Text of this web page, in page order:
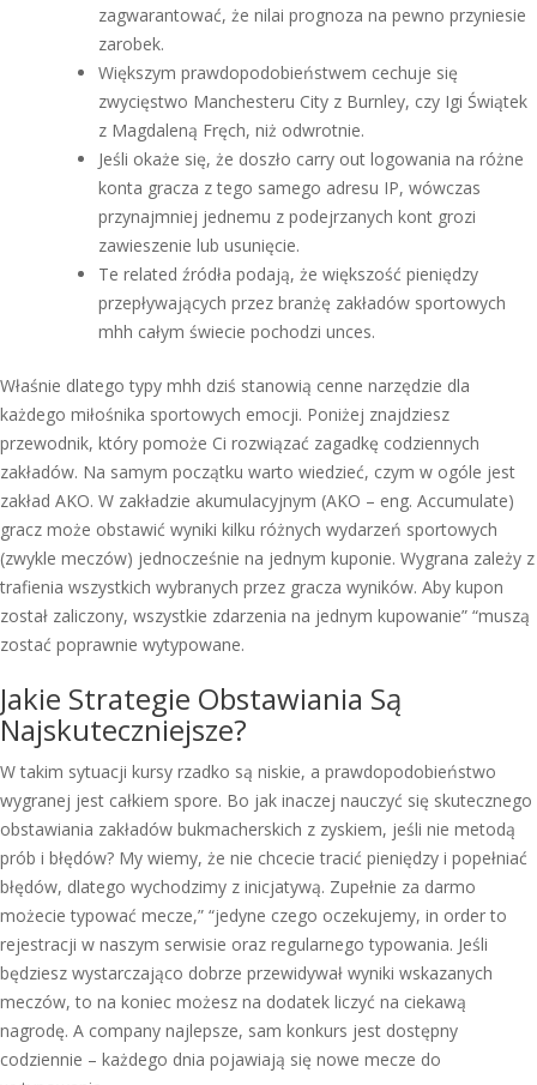
zagwarantować, że nilai prognoza na pewno przyniesie
zarobek.
Większym prawdopodobieństwem cechuje się
zwycięstwo Manchesteru City z Burnley, czy Igi Świątek
z Magdaleną Fręch, niż odwrotnie.
Jeśli okaże się, że doszło carry out logowania na różne
konta gracza z tego samego adresu IP, wówczas
przynajmniej jednemu z podejrzanych kont grozi
zawieszenie lub usunięcie.
Te related źródła podają, że większość pieniędzy
przepływających przez branżę zakładów sportowych
mhh całym świecie pochodzi unces.
Właśnie dlatego typy mhh dziś stanowią cenne narzędzie dla
każdego miłośnika sportowych emocji. Poniżej znajdziesz
przewodnik, który pomoże Ci rozwiązać zagadkę codziennych
zakładów. Na samym początku warto wiedzieć, czym w ogóle jest
zakład AKO. W zakładzie akumulacyjnym (AKO – eng. Accumulate)
gracz może obstawić wyniki kilku różnych wydarzeń sportowych
(zwykle meczów) jednocześnie na jednym kuponie. Wygrana zależy z
trafienia wszystkich wybranych przez gracza wyników. Aby kupon
został zaliczony, wszystkie zdarzenia na jednym kupowanie” “muszą
zostać poprawnie wytypowane.
Jakie Strategie Obstawiania Są
Najskuteczniejsze?
W takim sytuacji kursy rzadko są niskie, a prawdopodobieństwo
wygranej jest całkiem spore. Bo jak inaczej nauczyć się skutecznego
obstawiania zakładów bukmacherskich z zyskiem, jeśli nie metodą
prób i błędów? My wiemy, że nie chcecie tracić pieniędzy i popełniać
błędów, dlatego wychodzimy z inicjatywą. Zupełnie za darmo
możecie typować mecze,” “jedyne czego oczekujemy, in order to
rejestracji w naszym serwisie oraz regularnego typowania. Jeśli
będziesz wystarczająco dobrze przewidywał wyniki wskazanych
meczów, to na koniec możesz na dodatek liczyć na ciekawą
nagrodę. A company najlepsze, sam konkurs jest dostępny
codziennie – każdego dnia pojawiają się nowe mecze do